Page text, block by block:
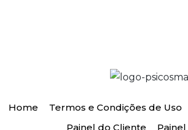
Home Termos e Condições de Uso
Painel do Cliente